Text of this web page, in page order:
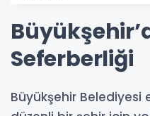
Seferberliği
Büyükşehir Belediyesi